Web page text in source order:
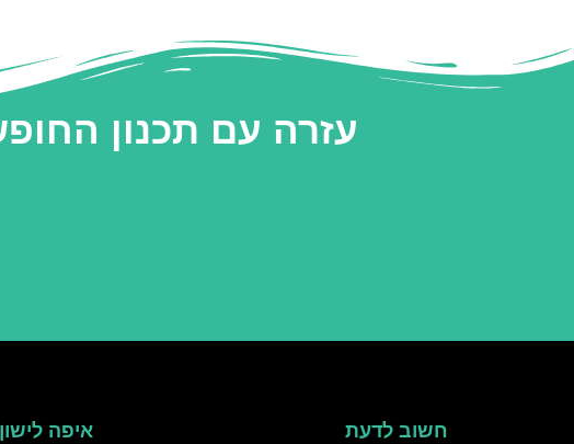
עזרה עם תכנון
חשוב לדעת איפה